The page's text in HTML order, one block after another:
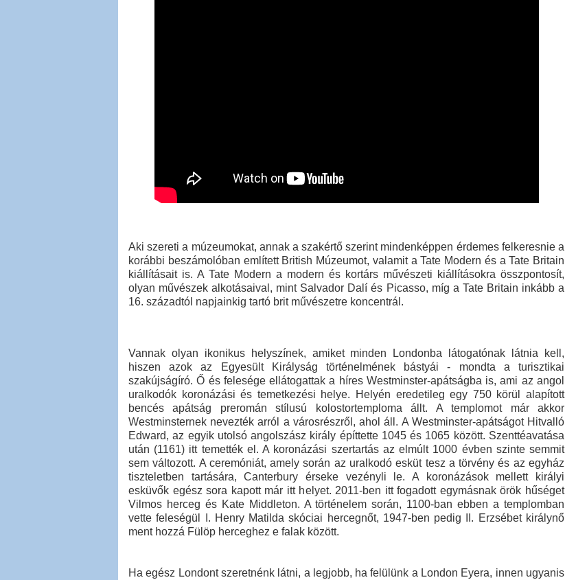
Aki szereti a múzeumokat, annak a szakértő szerint mindenképpen érdemes felkeresnie a
korábbi beszámolóban említett British Múzeumot, valamit a Tate Modern és a Tate Britain
kiállításait is. A Tate Modern a modern és kortárs művészeti kiállításokra összpontosít,
olyan művészek alkotásaival, mint Salvador Dalí és Picasso, míg a Tate Britain inkább a
16. századtól napjainkig tartó brit művészetre koncentrál.
Vannak olyan ikonikus helyszínek, amiket minden Londonba látogatónak látnia kell,
hiszen azok az Egyesült Királyság történelmének bástyái - mondta a turisztikai
szakújságíró. Ő és felesége ellátogattak a híres Westminster-apátságba is, ami az angol
uralkodók koronázási és temetkezési helye. Helyén eredetileg egy 750 körül alapított
bencés apátság preromán stílusú kolostortemploma állt. A templomot már akkor
Westminsternek nevezték arról a városrészről, ahol áll. A Westminster-apátságot Hitvalló
Edward, az egyik utolsó angolszász király építtette 1045 és 1065 között. Szenttéavatása
után (1161) itt temették el. A koronázási szertartás az elmúlt 1000 évben szinte semmit
sem változott. A ceremóniát, amely során az uralkodó esküt tesz a törvény és az egyház
tiszteletben tartására, Canterbury érseke vezényli le. A koronázások mellett királyi
esküvők egész sora kapott már itt helyet. 2011-ben itt fogadott egymásnak örök hűséget
Vilmos herceg és Kate Middleton. A történelem során, 1100-ban ebben a templomban
vette feleségül I. Henry Matilda skóciai hercegnőt, 1947-ben pedig II. Erzsébet királynő
ment hozzá Fülöp herceghez e falak között.
Ha egész Londont szeretnénk látni, a legjobb, ha felülünk a London Eyera, innen ugyanis